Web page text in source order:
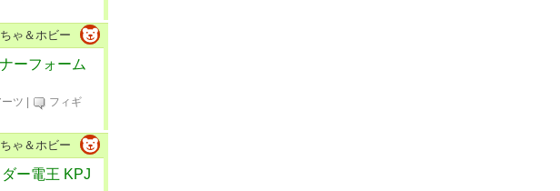
ゃ＆ホビー
ーフォーム
ツ
フィギ
ゃ＆ホビー
ー電王 KPJ